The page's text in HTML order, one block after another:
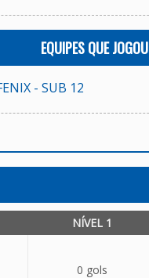
EQUIPES QUE JOGOU
- SUB 12
NÍVEL 1
0 gols